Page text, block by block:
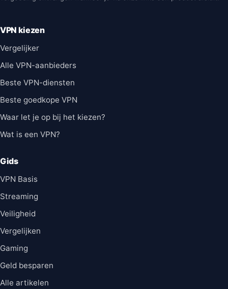
VPN kiezen
Vergelijker
Alle VPN-aanbieders
Beste VPN-diensten
Beste goedkope VPN
Waar let je op bij het kiezen?
Wat is een VPN?
Gids
VPN Basis
Streaming
Veiligheid
Vergelijken
Gaming
Geld besparen
Alle artikelen